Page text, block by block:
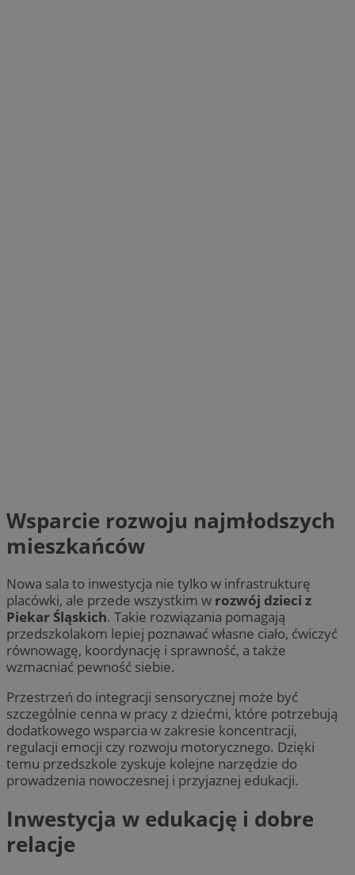
Wsparcie rozwoju najmłodszych
mieszkańców
Nowa sala to inwestycja nie tylko w infrastrukturę
placówki, ale przede wszystkim w rozwój dzieci z
Piekar Śląskich. Takie rozwiązania pomagają
przedszkolakom lepiej poznawać własne ciało, ćwiczyć
równowagę, koordynację i sprawność, a także
wzmacniać pewność siebie.
Przestrzeń do integracji sensorycznej może być
szczególnie cenna w pracy z dziećmi, które potrzebują
dodatkowego wsparcia w zakresie koncentracji,
regulacji emocji czy rozwoju motorycznego. Dzięki
temu przedszkole zyskuje kolejne narzędzie do
prowadzenia nowoczesnej i przyjaznej edukacji.
Inwestycja w edukację i dobre
relacje